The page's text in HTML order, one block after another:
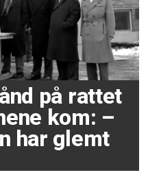
på rattet
kom: –
har glemt